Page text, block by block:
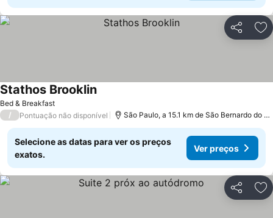
Partilhar
Bed & Breakfast
Stathos Brooklin
/ Pontuação não disponível São Paulo, a 15.1 km de São Bernardo do Campo
Selecione as datas para ver os preços
exatos.
Ver preços
Partilhar